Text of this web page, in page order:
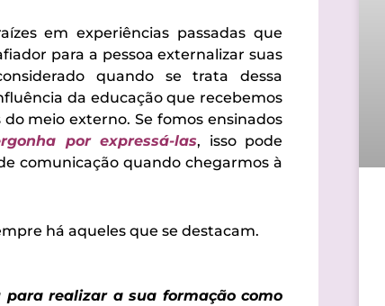
em experiências passadas que
para a pessoa externalizar suas
quando se trata dessa
da educação que recebemos
meio externo. Se fomos ensinados
por expressá-las, isso pode
comunicação quando chegarmos à
há aqueles que se destacam.
realizar a sua formação como